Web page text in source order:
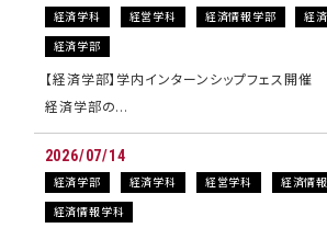
経済学科 経営学科 経済情報学部 経
経済学部
【経済学部】学内インターンシップフェス開催
経済学部の…
2026/07/14
経済学部 経済学科 経営学科 経済情
経済情報学科